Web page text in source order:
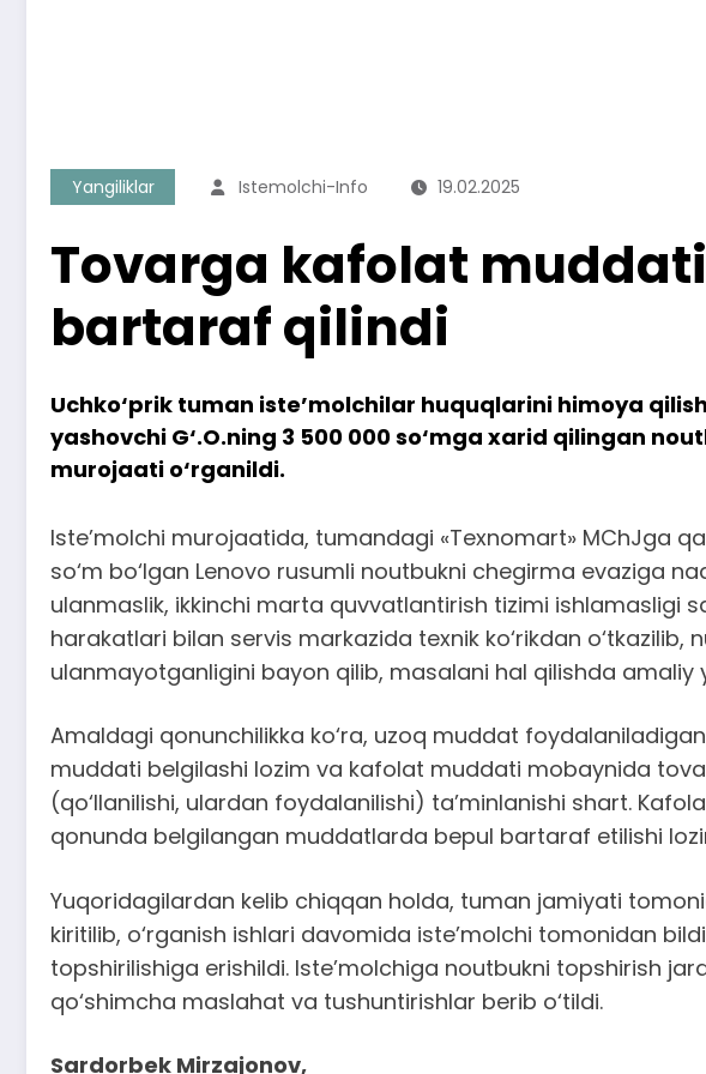
Yangiliklar Istemolchi-Info 19.02.2025
Tovarga kafolat
bartaraf qilindi
Uchko‘prik tuman iste’molchilar huquqlarini himoya
yashovchi G‘.O.ning 3 500 000 so‘mga xarid qilingan
murojaati o‘rganildi.
Iste’molchi murojaatida, tumandagi «Texnomart» MChJga
so‘m bo‘lgan Lenovo rusumli noutbukni chegirma evaziga
ulanmaslik, ikkinchi marta quvvatlantirish tizimi ishlamasligi
harakatlari bilan servis markazida texnik ko‘rikdan
ulanmayotganligini bayon qilib, masalani hal qilishda amaliy
Amaldagi qonunchilikka ko‘ra, uzoq muddat
muddati belgilashi lozim va kafolat muddati mobaynida
(qo‘llanilishi, ulardan foydalanilishi) ta’minlanishi shart.
qonunda belgilangan muddatlarda bepul bartaraf etilishi
Yuqoridagilardan kelib chiqqan holda, tuman jamiyati
kiritilib, o‘rganish ishlari davomida iste’molchi tomonidan
topshirilishiga erishildi. Iste’molchiga noutbukni topshirish
qo‘shimcha maslahat va tushuntirishlar berib o‘tildi.
Sardorbek Mirzajonov,